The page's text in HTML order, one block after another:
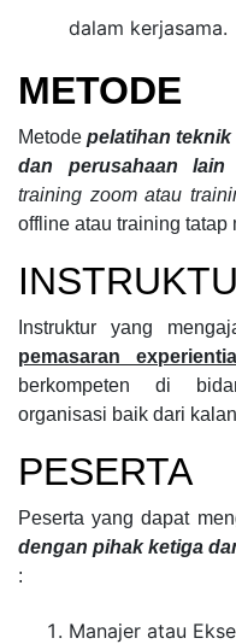
dalam kerjasama.
METODE
Metode pelatihan
dan perusahaan
training zoom atau
offline atau training tatap
Instruktur yang
pemasaran
berkompeten di
organisasi baik dari
PESERTA
Peserta yang dapat
dengan pihak ketiga
:
Manajer atau